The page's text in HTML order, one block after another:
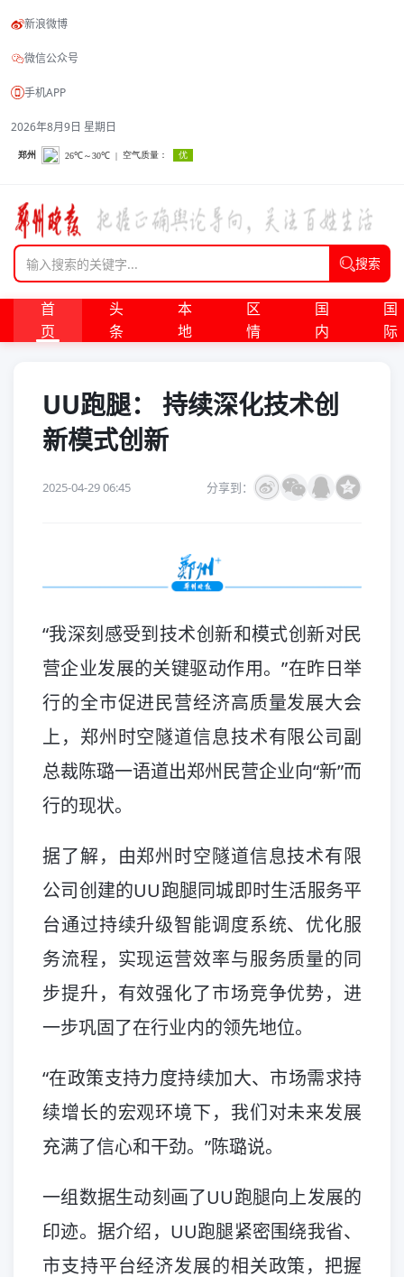
新浪微博
微信公众号
手机APP
2026年8月9日 星期日
搜索
首
页
头
条
本
地
区
情
国
内
国
际
UU跑腿： 持续深化技术创
新模式创新
2025-04-29 06:45 分享到：
“我深刻感受到技术创新和模式创新对民
营企业发展的关键驱动作用。”在昨日举
行的全市促进民营经济高质量发展大会
上，郑州时空隧道信息技术有限公司副
总裁陈璐一语道出郑州民营企业向“新”而
行的现状。
据了解，由郑州时空隧道信息技术有限
公司创建的UU跑腿同城即时生活服务平
台通过持续升级智能调度系统、优化服
务流程，实现运营效率与服务质量的同
步提升，有效强化了市场竞争优势，进
一步巩固了在行业内的领先地位。
“在政策支持力度持续加大、市场需求持
续增长的宏观环境下，我们对未来发展
充满了信心和干劲。”陈璐说。
一组数据生动刻画了UU跑腿向上发展的
印迹。据介绍，UU跑腿紧密围绕我省、
市支持平台经济发展的相关政策，把握